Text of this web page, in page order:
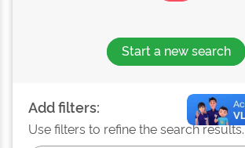
Start a new search
Add filters:
Use filters to refine the search results.